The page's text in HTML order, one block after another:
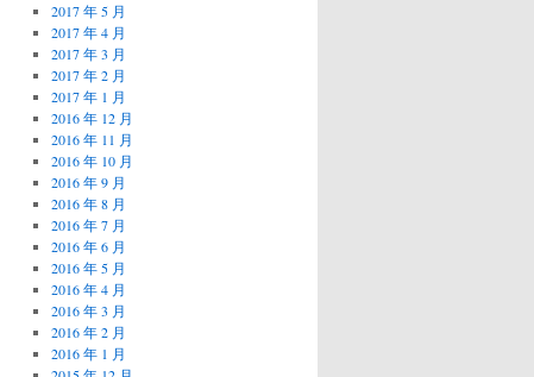
2017 年 5 月
2017 年 4 月
2017 年 3 月
2017 年 2 月
2017 年 1 月
2016 年 12 月
2016 年 11 月
2016 年 10 月
2016 年 9 月
2016 年 8 月
2016 年 7 月
2016 年 6 月
2016 年 5 月
2016 年 4 月
2016 年 3 月
2016 年 2 月
2016 年 1 月